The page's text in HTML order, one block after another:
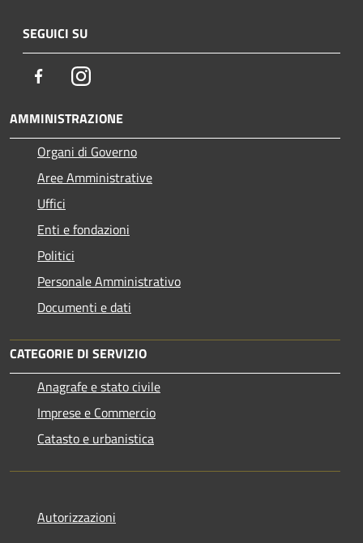
SEGUICI SU
FacebookInstagram
AMMINISTRAZIONE
Organi di Governo
Aree Amministrative
Uffici
Enti e fondazioni
Politici
Personale Amministrativo
Documenti e dati
CATEGORIE DI SERVIZIO
Anagrafe e stato civile
Imprese e Commercio
Catasto e urbanistica
Autorizzazioni